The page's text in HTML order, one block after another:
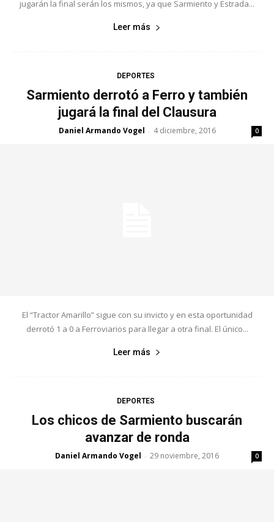
jugarán la final serán los mismos, ya que Sarmiento y Estrada...
Leer más
DEPORTES
Sarmiento derrotó a Ferro y también
jugará la final del Clausura
Daniel Armando Vogel - 4 diciembre, 2016 0
El “Tractor Amarillo” sigue con su invicto y en esta oportunidad
derrotó 1 a 0 a Ferroviarios para llegar a otra final. El único...
Leer más
DEPORTES
Los chicos de Sarmiento buscarán
avanzar de ronda
Daniel Armando Vogel - 29 noviembre, 2016 0